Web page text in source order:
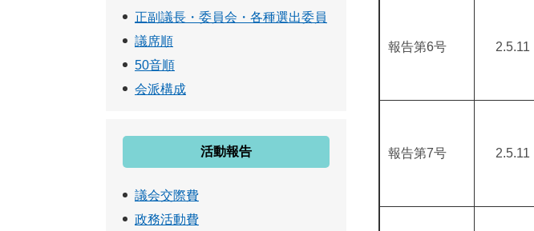
報告第6号 2.5.11
報告第7号 2.5.11
正副議長・委員会・各種選出委員
議席順
50音順
会派構成
活動報告
議会交際費
政務活動費